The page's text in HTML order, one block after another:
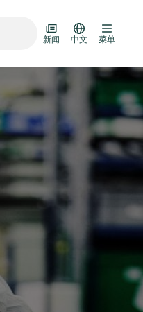
新闻
者新闻 AD HOC
on
中文 菜单